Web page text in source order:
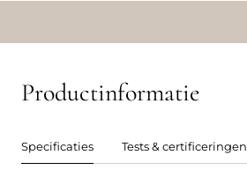
Productinformatie
Specificaties Tests & certificeringen